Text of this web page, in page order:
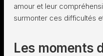
amour et leur
surmonter ces difficultés
Les moments